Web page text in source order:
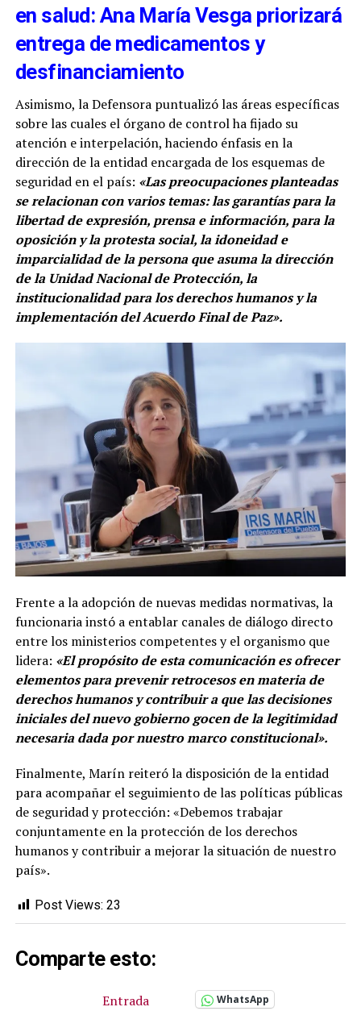
en salud: Ana María Vesga priorizará
entrega de medicamentos y
desfinanciamiento
Asimismo, la Defensora puntualizó las áreas específicas
sobre las cuales el órgano de control ha fijado su
atención e interpelación, haciendo énfasis en la
dirección de la entidad encargada de los esquemas de
seguridad en el país: «Las preocupaciones planteadas
se relacionan con varios temas: las garantías para la
libertad de expresión, prensa e información, para la
oposición y la protesta social, la idoneidad e
imparcialidad de la persona que asuma la dirección
de la Unidad Nacional de Protección, la
institucionalidad para los derechos humanos y la
implementación del Acuerdo Final de Paz».
Frente a la adopción de nuevas medidas normativas, la
funcionaria instó a entablar canales de diálogo directo
entre los ministerios competentes y el organismo que
lidera: «El propósito de esta comunicación es ofrecer
elementos para prevenir retrocesos en materia de
derechos humanos y contribuir a que las decisiones
iniciales del nuevo gobierno gocen de la legitimidad
necesaria dada por nuestro marco constitucional».
Finalmente, Marín reiteró la disposición de la entidad
para acompañar el seguimiento de las políticas públicas
de seguridad y protección: «Debemos trabajar
conjuntamente en la protección de los derechos
humanos y contribuir a mejorar la situación de nuestro
país».
Post Views: 23
Comparte esto:
Entrada WhatsApp